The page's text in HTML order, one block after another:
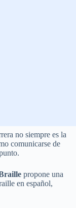
no siempre es la
comunicarse de
propone una
en español,